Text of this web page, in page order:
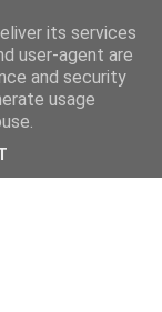
its services
user-agent are
and security
usage